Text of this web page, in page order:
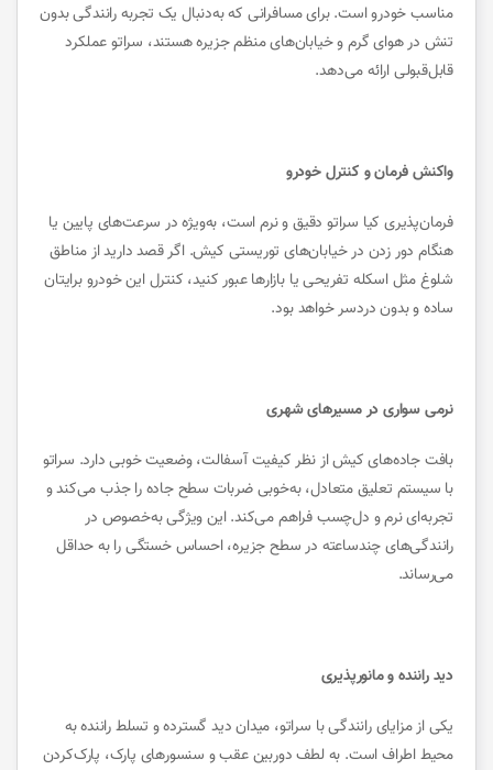
مناسب خودرو است. برای مسافرانی که به‌دنبال یک تجربه رانندگی بدون
تنش در هوای گرم و خیابان‌های منظم جزیره هستند، سراتو عملکرد
قابل‌قبولی ارائه می‌دهد.
واکنش فرمان و کنترل خودرو
فرمان‌پذیری کیا سراتو دقیق و نرم است، به‌ویژه در سرعت‌های پایین یا
هنگام دور زدن در خیابان‌های توریستی کیش. اگر قصد دارید از مناطق
شلوغ مثل اسکله تفریحی یا بازارها عبور کنید، کنترل این خودرو برایتان
ساده و بدون دردسر خواهد بود.
نرمی سواری در مسیرهای شهری
بافت جاده‌های کیش از نظر کیفیت آسفالت، وضعیت خوبی دارد. سراتو
با سیستم تعلیق متعادل، به‌خوبی ضربات سطح جاده را جذب می‌کند و
تجربه‌ای نرم و دل‌چسب فراهم می‌کند. این ویژگی به‌خصوص در
رانندگی‌های چندساعته در سطح جزیره، احساس خستگی را به حداقل
می‌رساند.
دید راننده و مانورپذیری
یکی از مزایای رانندگی با سراتو، میدان دید گسترده و تسلط راننده به
محیط اطراف است. به لطف دوربین عقب و سنسورهای پارک، پارک‌کردن